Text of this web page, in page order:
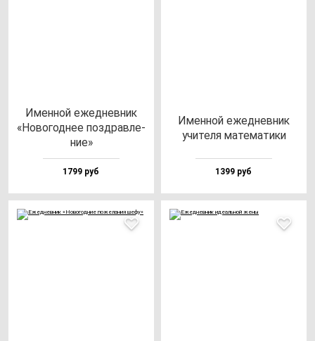
Имен­ной ежед­нев­ник
«Ново­год­нее поз­драв­ле­
ние»
1799 руб
Имен­ной ежед­нев­ник
учи­те­ля ма­те­ма­ти­ки
1399 руб